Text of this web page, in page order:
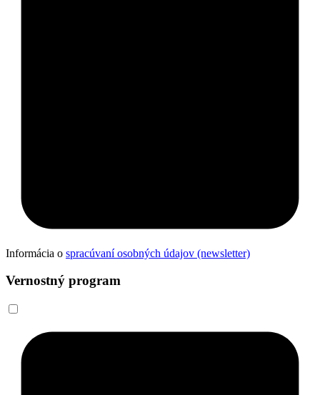
Informácia o spracúvaní osobných údajov (newsletter)
Vernostný program